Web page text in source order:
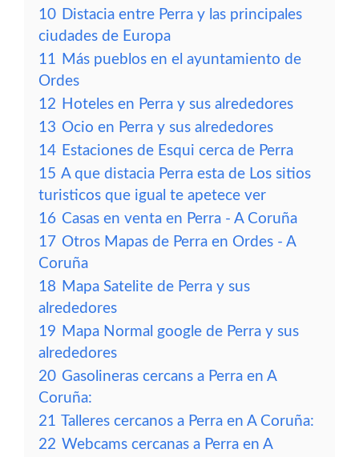
10 Distacia entre Perra y las principales
ciudades de Europa
11 Más pueblos en el ayuntamiento de
Ordes
12 Hoteles en Perra y sus alrededores
13 Ocio en Perra y sus alrededores
14 Estaciones de Esqui cerca de Perra
15 A que distacia Perra esta de Los sitios
turisticos que igual te apetece ver
16 Casas en venta en Perra - A Coruña
17 Otros Mapas de Perra en Ordes - A
Coruña
18 Mapa Satelite de Perra y sus
alrededores
19 Mapa Normal google de Perra y sus
alrededores
20 Gasolineras cercans a Perra en A
Coruña:
21 Talleres cercanos a Perra en A Coruña:
22 Webcams cercanas a Perra en A